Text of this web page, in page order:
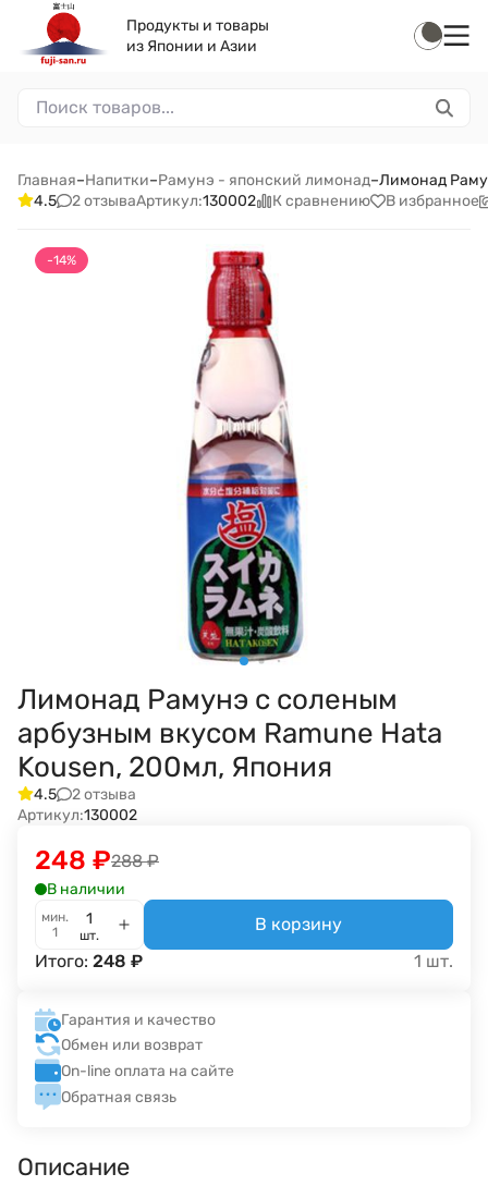
Продукты и товары
из Японии и Азии
Главная–Напитки–Рамунэ - японский лимонад–Лимонад
4.5
2 отзываАртикул:130002 К сравнению В избранное
-14%
Лимонад Рамунэ с соленым
арбузным вкусом Ramune Hata
Kousen, 200мл, Япония
4.5
2 отзыва
Артикул:130002
288 ₽
248 ₽
В наличии
мин.
1
шт.
В корзину
Итого: 248 ₽ 1 шт.
Гарантия и качество
Обмен или возврат
On-line оплата на сайте
Обратная связь
Описание